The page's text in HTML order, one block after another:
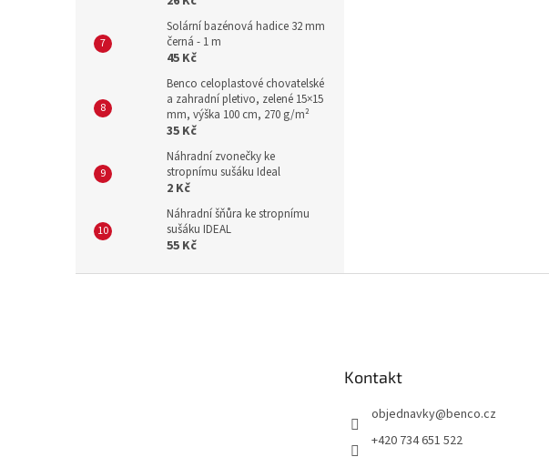
Solární bazénová hadice 32 mm
černá - 1 m
45 Kč
Benco celoplastové chovatelské
a zahradní pletivo, zelené 15×15
mm, výška 100 cm, 270 g/m²
35 Kč
Náhradní zvonečky ke
stropnímu sušáku Ideal
2 Kč
Náhradní šňůra ke stropnímu
sušáku IDEAL
55 Kč
Kontakt
objednavky@benco.cz
+420 734 651 522